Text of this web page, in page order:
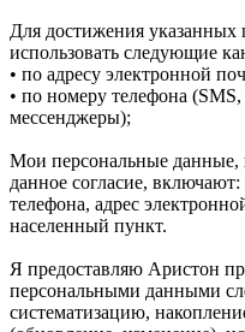
Для достижения указанных
использовать следующие
• по адресу электронной
• по номеру телефона
мессенджеры);
Мои персональные данные,
данное согласие,
телефона, адрес
населенный пункт.
Я предоставляю Аристон
персональными данными
систематизацию,